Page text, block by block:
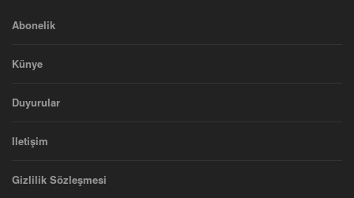
Abonelik
Künye
Duyurular
Iletişim
Gizlilik Sözleşmesi